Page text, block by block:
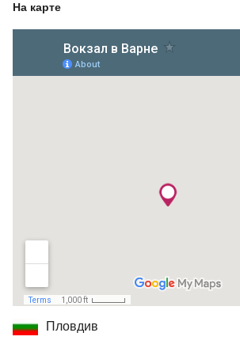
На карте
Пловдив